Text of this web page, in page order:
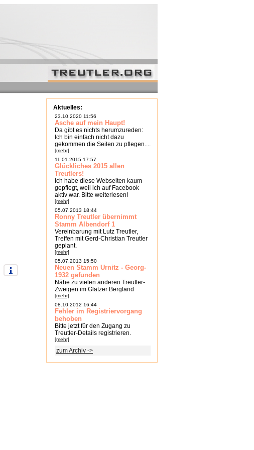
Aktuelles:
23.10.2020 11:56
Asche auf mein Haupt!
Da gibt es nichts herumzureden:
Ich bin einfach nicht dazu
gekommen die Seiten zu pflegen....
[mehr]
11.01.2015 17:57
Glückliches 2015 allen
Treutlers!
Ich habe diese Webseiten kaum
gepflegt, weil ich auf Facebook
aktiv war. Bitte weiterlesen!
[mehr]
05.07.2013 18:44
Ronny Treutler übernimmt
Stamm Albendorf 1
Vereinbarung mit Lutz Treutler,
Treffen mit Gerd-Christian Treutler
geplant.
[mehr]
05.07.2013 15:50
Neuen Stamm Urnitz - Georg-
1932 gefunden
Nähe zu vielen anderen Treutler-
Zweigen im Glatzer Bergland
[mehr]
08.10.2012 16:44
Fehler im Registriervorgang
behoben
Bitte jetzt für den Zugang zu
Treutler-Details registrieren.
[mehr]
zum Archiv ->